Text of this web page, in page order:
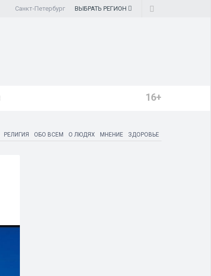
Санкт-Петербург ВЫБРАТЬ РЕГИОН
16+
РЕЛИГИЯ ОБО ВСЕМ О ЛЮДЯХ МНЕНИЕ ЗДОРОВЬЕ